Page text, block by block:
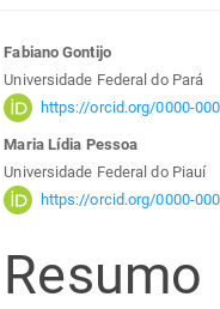
Conteúdo
do
artigo
principal
Fabiano Gontijo
Universidade Federal do Pará
https://orcid.org/0000-
Maria Lídia Pessoa
Universidade Federal do Piauí
https://orcid.org/0000-
Resumo